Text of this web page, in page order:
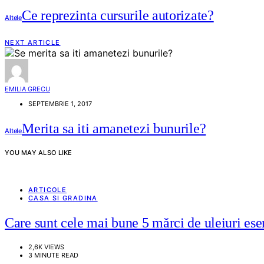
AlteleCe reprezinta cursurile autorizate?
NEXT ARTICLE
EMILIA GRECU
SEPTEMBRIE 1, 2017
AlteleMerita sa iti amanetezi bunurile?
YOU MAY ALSO LIKE
ARTICOLE
CASA SI GRADINA
Care sunt cele mai bune 5 mărci de uleiuri
2,6K VIEWS
3 MINUTE READ